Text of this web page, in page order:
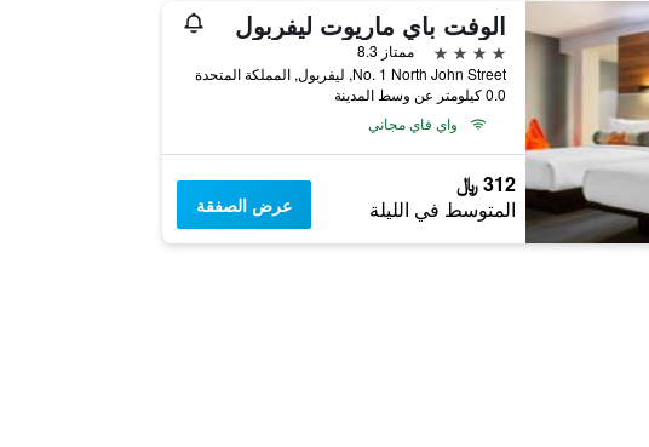
الوفت باي ماريوت ليفربول
4 نجوم
ممتاز 8.3
No. 1 North John Street, ليفربول, المملكة المتحدة
0.0 كيلومتر عن وسط المدينة
واي فاي مجاني
312 ﷼
المتوسط في الليلة عرض الصفقة